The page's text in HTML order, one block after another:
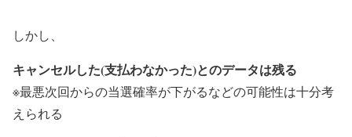
しかし、
キャンセルした(支払わなかった)とのデータは残る
※最悪次回からの当選確率が下がるなどの可能性は十分考
えられる